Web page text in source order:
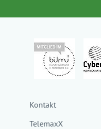
Kontakt
TelemaxX